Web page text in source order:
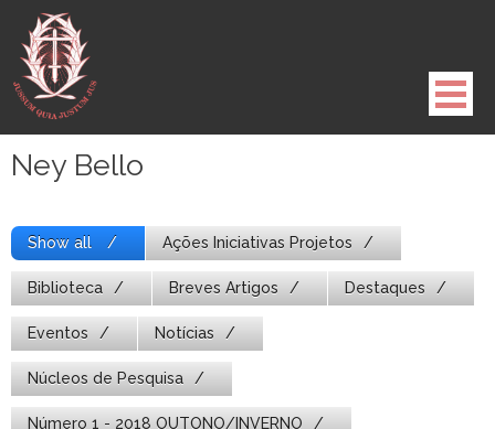
para
conteúdo
Ney Bello
Show all Ações Iniciativas Projetos
Biblioteca Breves Artigos Destaques
Eventos Notícias
Núcleos de Pesquisa
Número 1 - 2018 OUTONO/INVERNO